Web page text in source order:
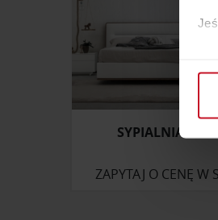
SYPIALNIA
ZAPYTAJ O CENĘ W